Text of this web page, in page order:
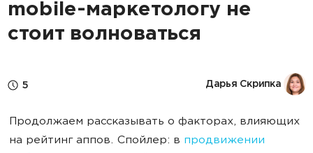
mobile-маркетологу не
стоит волноваться
5 Дарья Скрипка
Продолжаем рассказывать о факторах, влияющих
на рейтинг аппов. Спойлер: в продвижении